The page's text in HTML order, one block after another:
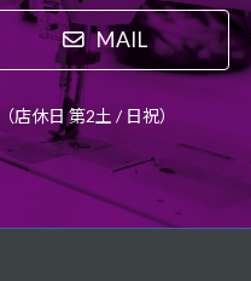
MAIL
休日 第2土 / 日祝）